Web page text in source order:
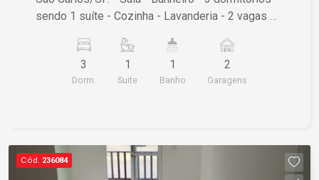
sendo 1 suíte - Cozinha - Lavanderia - 2 vagas de
conforto e praticidade em uma boa localização.
Entre em contato para mais informações e
agendar uma visita!
3
Dorm.
1
Suite
1
Banho
2
Garagens
Cód. 236084